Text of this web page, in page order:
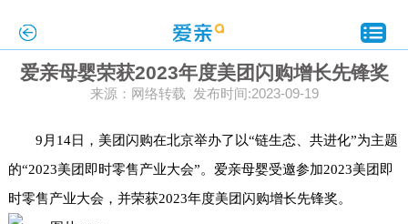
爱亲母婴荣获2023年度美团闪购增长先锋奖
来源：网络转载 发布时间:2023-09-19
9月14日，美团闪购在北京举办了以“链生态、共进化”为主题
的“2023美团即时零售产业大会”。爱亲母婴受邀参加2023美团即
时零售产业大会，并荣获2023年度美团闪购增长先锋奖。